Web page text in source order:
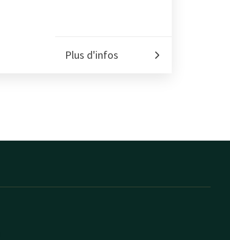
Plus d'infos